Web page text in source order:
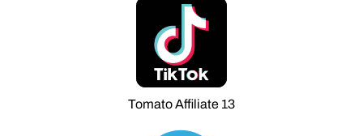
Tomato Affiliate 13